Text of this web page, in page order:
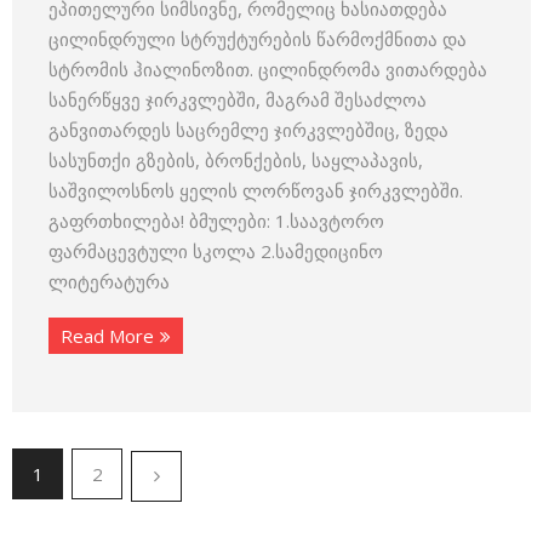
ეპითელური სიმსივნე, რომელიც ხასიათდება
ცილინდრული სტრუქტურების წარმოქმნითა და
სტრომის ჰიალინოზით. ცილინდრომა ვითარდება
სანერწყვე ჯირკვლებში, მაგრამ შესაძლოა
განვითარდეს საცრემლე ჯირკვლებშიც, ზედა
სასუნთქი გზების, ბრონქების, საყლაპავის,
საშვილოსნოს ყელის ლორწოვან ჯირკვლებში.
გაფრთხილება! ბმულები: 1.საავტორო
ფარმაცევტული სკოლა 2.სამედიცინო
ლიტერატურა
Read More
1 2